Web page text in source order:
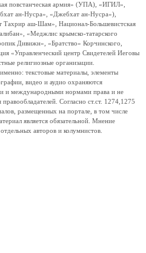
повстанческая армия» (УПА), «ИГИЛ»,
ан-Нусра», «Джебхат ан-Нусра»),
Тахрир аш-Шам», Национал-Большевистская
«Меджлис крымско-татарского
Дивижн», «Братство» Корчинского,
«Управленческий центр Свидетелей Иеговы
религиозные организации.
текстовые материалы, элементы
видео и аудио охраняются
и международными нормами права и не
Согласно ст.ст. 1274,1275
размещенных на портале, в том числе
является обязательной. Мнение
авторов и колумнистов.